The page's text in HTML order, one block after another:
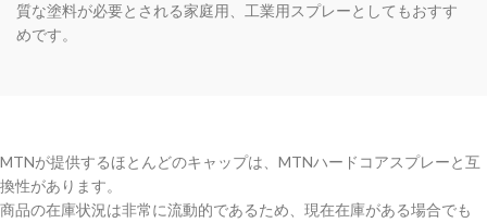
質な塗料が必要とされる家庭用、工業用スプレーとしてもおすす
めです。
MTNが提供するほとんどのキャップは、MTNハードコアスプレーと互
換性があります。
商品の在庫状況は非常に流動的であるため、現在在庫がある場合でも